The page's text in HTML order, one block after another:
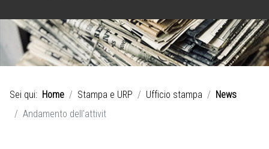
Sei qui: Home Stampa e URP Ufficio stampa
News
Andamento dell'attivit